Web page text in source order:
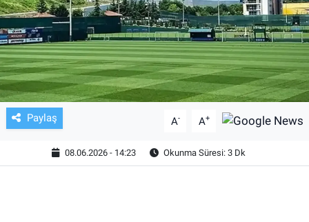
Paylaş A- A+
08.06.2026 - 14:23 Okunma Süresi: 3 Dk
SAĞLIK
GENEL
KÜLTÜR SANAT
EKONOMİ